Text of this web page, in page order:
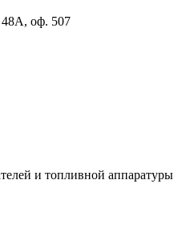
48А, оф. 507
и топливной аппаратуры